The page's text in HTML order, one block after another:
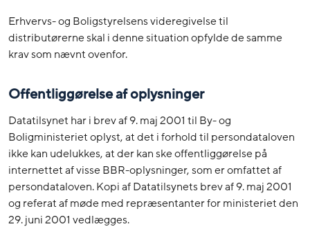
Erhvervs- og Boligstyrelsens videregivelse til
distributørerne skal i denne situation opfylde de samme
krav som nævnt ovenfor.
Offentliggørelse af oplysninger
Datatilsynet har i brev af 9. maj 2001 til By- og
Boligministeriet oplyst, at det i forhold til persondataloven
ikke kan udelukkes, at der kan ske offentliggørelse på
internettet af visse BBR-oplysninger, som er omfattet af
persondataloven. Kopi af Datatilsynets brev af 9. maj 2001
og referat af møde med repræsentanter for ministeriet den
29. juni 2001 vedlægges.